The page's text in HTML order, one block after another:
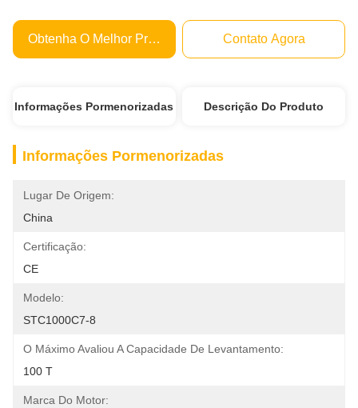
Obtenha O Melhor Preço Contato Agora
Informações Pormenorizadas Descrição Do Produto
Informações Pormenorizadas
Lugar De Origem:
China
Certificação:
CE
Modelo:
STC1000C7-8
O Máximo Avaliou A Capacidade De Levantamento:
100 T
Marca Do Motor: